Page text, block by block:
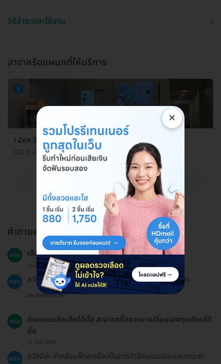
วิธีชำระและใช้งาน
สาขาหรือแผนกที่ให้บริการ
1
i Zee Smile Dental Clinic คลินิกทันตกรรมไอซีสไมล์
372 ถ. ประชาอุทิศ แขวงบางมด เขตทุ่งครุ กรุงเทพมหานคร 10140
คำถามพบบ่อย
ถาม เลือกสีได้ใช่มั้ยคะ
26 ก.พ. 2026
ตอบ สวัสดีค่ะ สามารถเลือกสีตามที่คลินิกมีให้บริการได้เลยนะคะ
ตอบโดยทีมงาน HD
ถาม
ทำแบบแบล็คเก็ตได้มั้ย สามารถซื้อยางมาเปลี่ยนเองทุกเดือนได้
มั้ย
11 ม.ค. 2026
ตอบ สวัสดีค่ะ สำหรับแพ็กเกจนี้จะเป็นการทำรีเทนเนอร์แบบลวดนะคะ
×